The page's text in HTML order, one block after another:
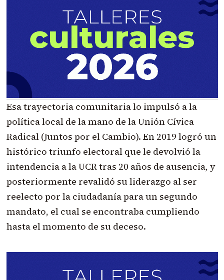
Esa trayectoria comunitaria lo impulsó a la
política local de la mano de la Unión Cívica
Radical (Juntos por el Cambio). En 2019 logró un
histórico triunfo electoral que le devolvió la
intendencia a la UCR tras 20 años de ausencia, y
posteriormente revalidó su liderazgo al ser
reelecto por la ciudadanía para un segundo
mandato, el cual se encontraba cumpliendo
hasta el momento de su deceso.